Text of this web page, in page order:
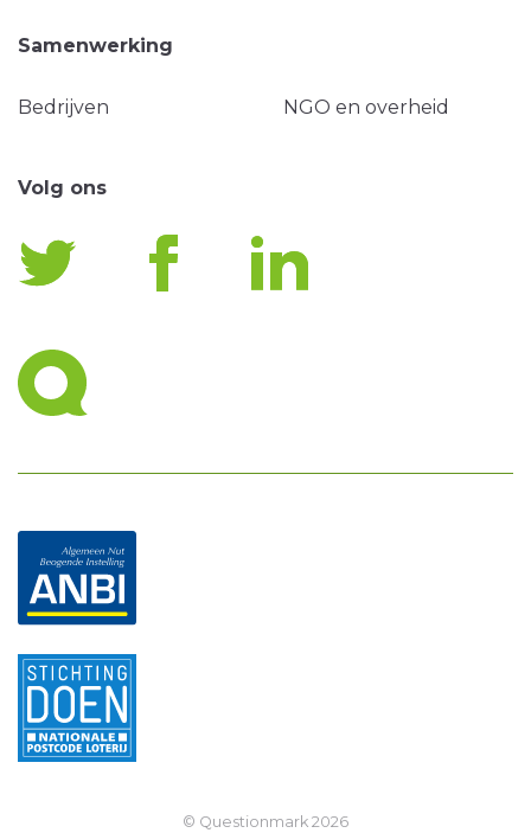
Samenwerking
Bedrijven NGO en overheid
Volg ons
© Questionmark 2026